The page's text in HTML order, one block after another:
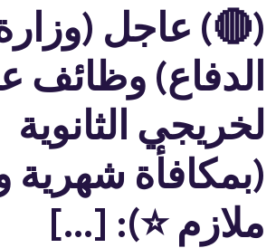
(🔴) عاجل
الدفاع) وظائف
لخريجي الثانوية
(بمكافأة شهرية
ملازم ⭐️): […]